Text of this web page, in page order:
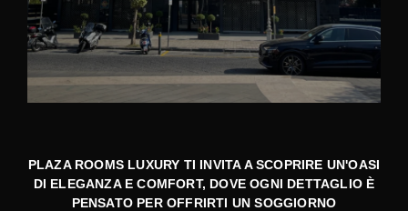
PLAZA ROOMS LUXURY TI INVITA A SCOPRIRE UN'OASI
DI ELEGANZA E COMFORT, DOVE OGNI DETTAGLIO È
PENSATO PER OFFRIRTI UN SOGGIORNO